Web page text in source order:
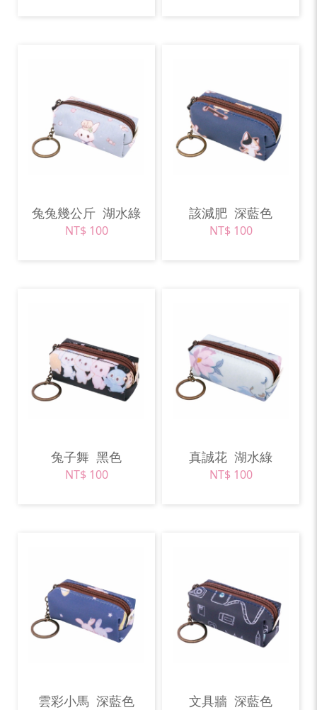
兔兔幾公斤 湖水綠
NT$ 100
該減肥 深藍色
NT$ 100
兔子舞 黑色
NT$ 100
真誠花 湖水綠
NT$ 100
雲彩小馬 深藍色 文具牆 深藍色